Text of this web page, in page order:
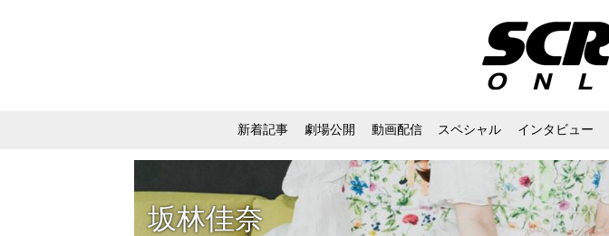
新着記事 劇場公開 動画配信 スペシャル インタビュー
坂林佳奈